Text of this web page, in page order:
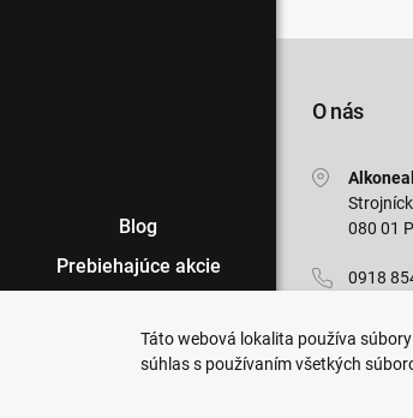
O nás
080 01
0918
Pon-
Blog
Prebiehajúce akcie
PredajneTáto webová lokalita používa
súhlas s používaním všetkých